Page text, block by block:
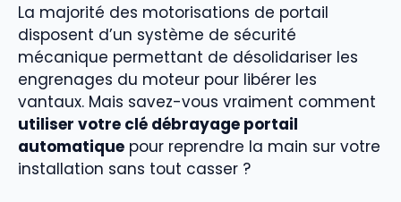
La majorité des motorisations de portail
disposent d’un système de sécurité
mécanique permettant de désolidariser les
engrenages du moteur pour libérer les
vantaux. Mais savez-vous vraiment comment
utiliser votre clé débrayage portail
automatique pour reprendre la main sur votre
installation sans tout casser ?